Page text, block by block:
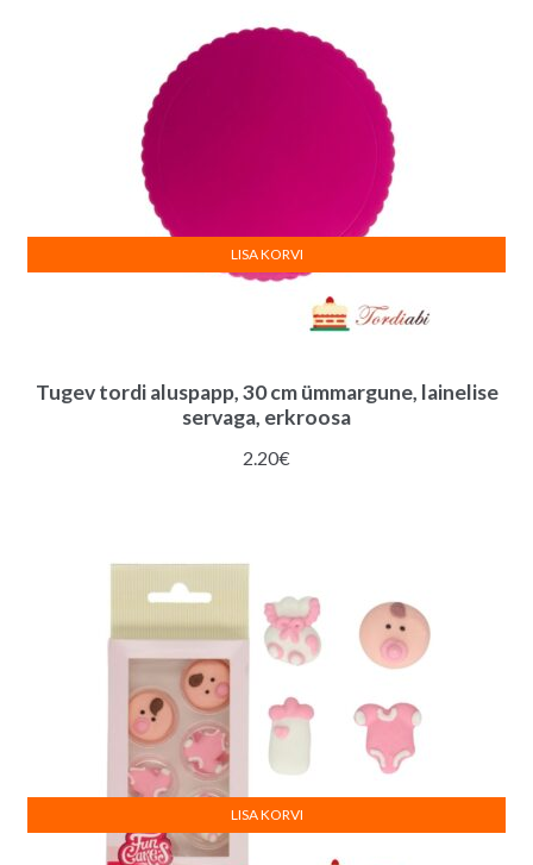
Tugev tordi aluspapp, 30 cm ümmargune, lainelise
servaga, erkroosa
2.20€
LISA KORVI
LISA KORVI